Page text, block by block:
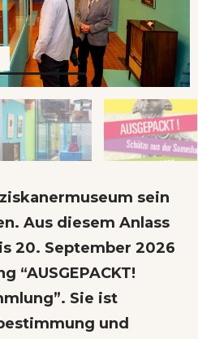
sein
Aus diesem Anlass
20. September 2026
“AUSGEPACKT!
Sie ist
und